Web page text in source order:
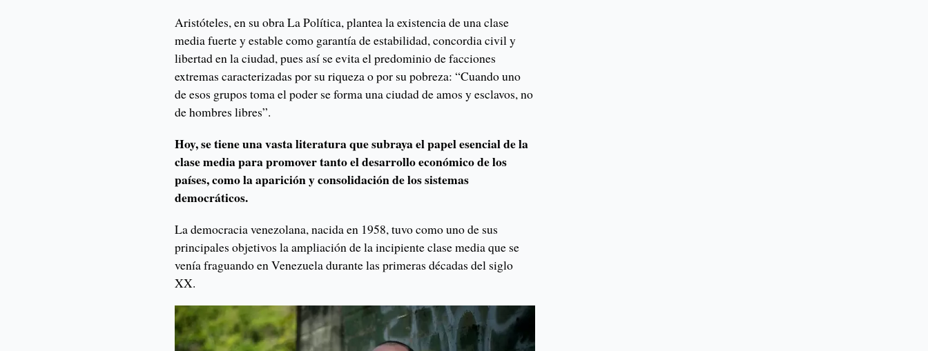
Aristóteles, en su obra La Política, plantea la existencia de una clase
media fuerte y estable como garantía de estabilidad, concordia civil y
libertad en la ciudad, pues así se evita el predominio de facciones
extremas caracterizadas por su riqueza o por su pobreza: “Cuando uno
de esos grupos toma el poder se forma una ciudad de amos y esclavos, no
de hombres libres”.
Hoy, se tiene una vasta literatura que subraya el papel esencial de la
clase media para promover tanto el desarrollo económico de los
países, como la aparición y consolidación de los sistemas
democráticos.
La democracia venezolana, nacida en 1958, tuvo como uno de sus
principales objetivos la ampliación de la incipiente clase media que se
venía fraguando en Venezuela durante las primeras décadas del siglo
XX.